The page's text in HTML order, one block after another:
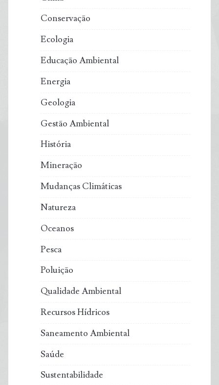
Conservação
Ecologia
Educação Ambiental
Energia
Geologia
Gestão Ambiental
História
Mineração
Mudanças Climáticas
Natureza
Oceanos
Pesca
Poluição
Qualidade Ambiental
Recursos Hídricos
Saneamento Ambiental
Saúde
Sustentabilidade